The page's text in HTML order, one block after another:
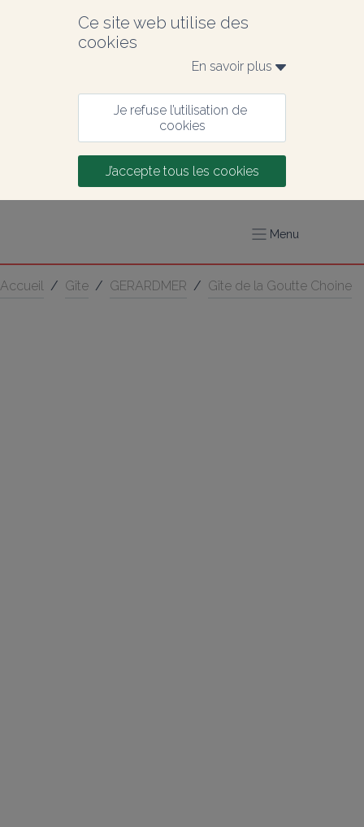
Ce site web utilise des
cookies
En savoir plus
Je refuse l’utilisation de
cookies
J’accepte tous les cookies
Menu
Accueil / Gîte / GERARDMER / Gîte de la Goutte Choine